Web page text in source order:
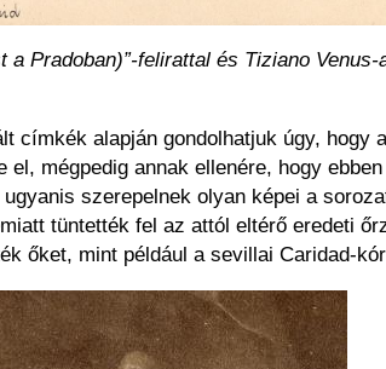
Pradoban)”-felirattal és Tiziano
címkék alapján gondolhatjuk úgy, hogy
mégpedig annak ellenére, hogy
szerepelnek olyan képei a
tüntették fel az attól eltérő eredeti
őket, mint például a sevillai Caridad-